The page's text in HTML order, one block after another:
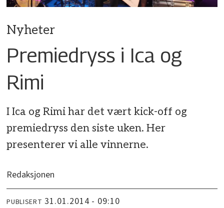
Nyheter
Premiedryss i Ica og
Rimi
I Ica og Rimi har det vært kick-off og
premiedryss den siste uken. Her
presenterer vi alle vinnerne.
Redaksjonen
PUBLISERT 31.01.2014 - 09:10